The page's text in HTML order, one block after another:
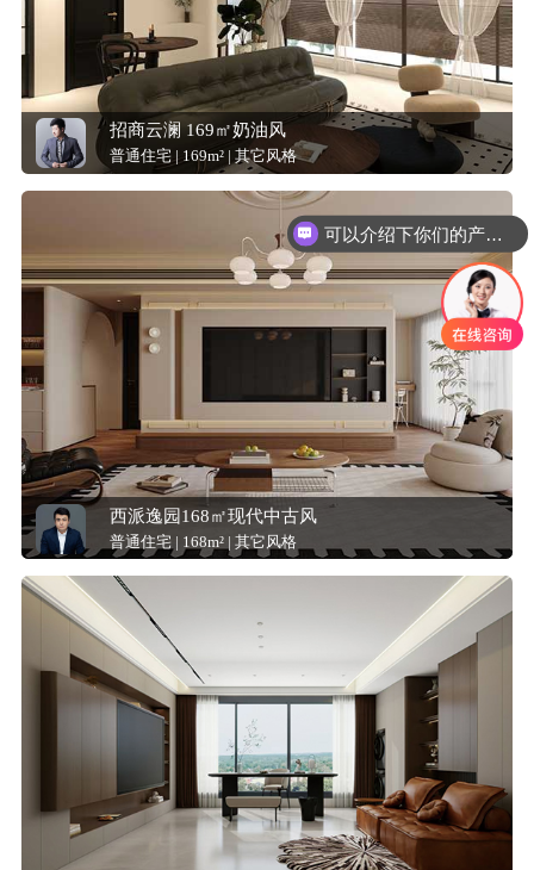
招商云澜 169㎡奶油风
普通住宅 | 169m² | 其它风格
西派逸园168㎡现代中古风
普通住宅 | 168m² | 其它风格
可以介绍下你们的产品么？